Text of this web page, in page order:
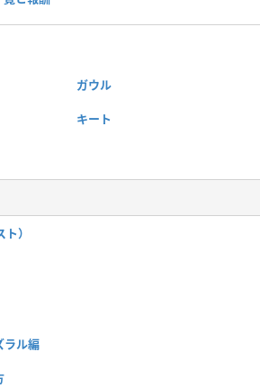
ガウル
キート
）
ラル編